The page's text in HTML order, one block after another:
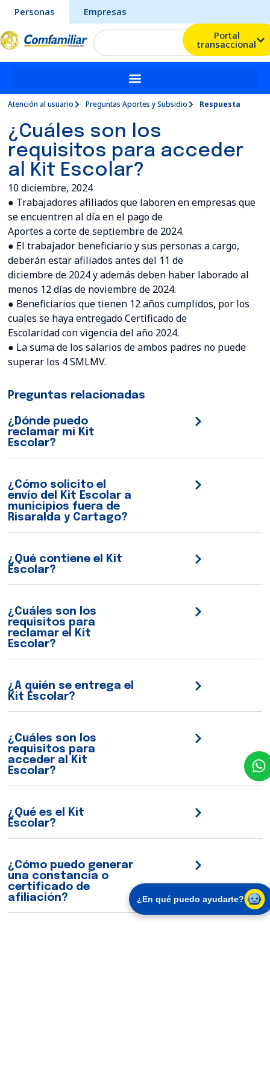
Personas
Empresas
Portal
transaccional
Atención al usuario Preguntas Aportes y Subsidio Respuesta
¿Cuáles son los
requisitos para acceder
al Kit Escolar?
10 diciembre, 2024
● Trabajadores afiliados que laboren en empresas que
se encuentren al día en el pago de
Aportes a corte de septiembre de 2024.
● El trabajador beneficiario y sus personas a cargo,
deberán estar afiliados antes del 11 de
diciembre de 2024 y además deben haber laborado al
menos 12 días de noviembre de 2024.
● Beneficiarios que tienen 12 años cumplidos, por los
cuales se haya entregado Certificado de
Escolaridad con vigencia del año 2024.
● La suma de los salarios de ambos padres no puede
superar los 4 SMLMV.
Preguntas relacionadas
¿Dónde puedo
reclamar mi Kit
Escolar?
¿Cómo solicito el
envío del Kit Escolar a
municipios fuera de
Risaralda y Cartago?
¿Qué contiene el Kit
Escolar?
¿Cuáles son los
requisitos para
reclamar el Kit
Escolar?
¿A quién se entrega el
Kit Escolar?
¿Cuáles son los
requisitos para
acceder al Kit
Escolar?
¿Qué es el Kit
Escolar?
¿Cómo puedo generar
una constancia o
certificado de
afiliación?
¿En qué puedo ayudarte?